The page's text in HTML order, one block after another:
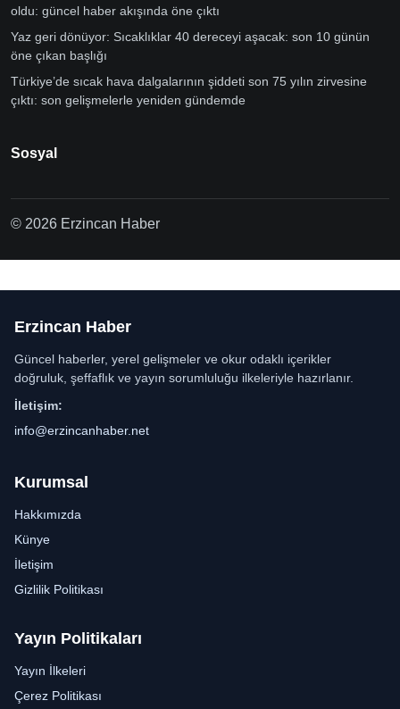
oldu: güncel haber akışında öne çıktı
Yaz geri dönüyor: Sıcaklıklar 40 dereceyi aşacak: son 10 günün
öne çıkan başlığı
Türkiye’de sıcak hava dalgalarının şiddeti son 75 yılın zirvesine
çıktı: son gelişmelerle yeniden gündemde
Sosyal
© 2026 Erzincan Haber
Erzincan Haber
Güncel haberler, yerel gelişmeler ve okur odaklı içerikler
doğruluk, şeffaflık ve yayın sorumluluğu ilkeleriyle hazırlanır.
İletişim:
info@erzincanhaber.net
Kurumsal
Hakkımızda
Künye
İletişim
Gizlilik Politikası
Yayın Politikaları
Yayın İlkeleri
Çerez Politikası